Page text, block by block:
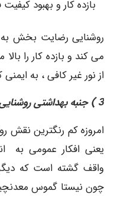
بازده کار و بهبود
روشنایی رضایت بخش
می کند و بازده کار را
از نور غیر کافی ، به
3 ) جنبه بهداشتی روشنایی :
امروزه کم رنگترین نقش
یعنی افکار عمومی به
واقف گشته است که
چون نیستا گموس